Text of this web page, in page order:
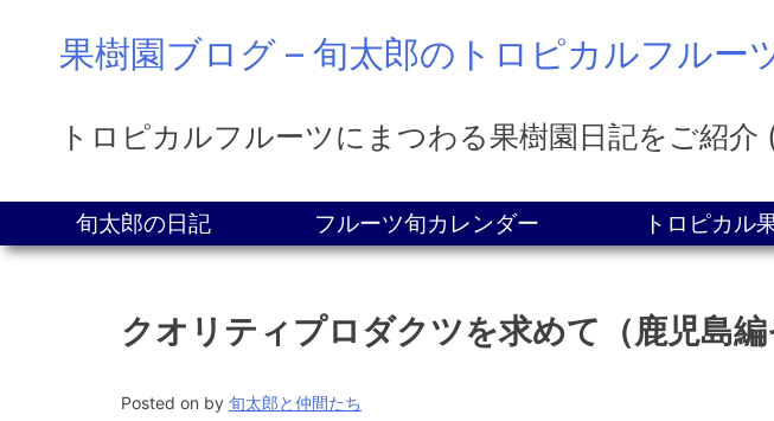
果樹園ブログ – 旬太郎のトロピカルフルー
トロピカルフルーツにまつわる果樹園日記をご紹
旬太郎の日記 フルーツ旬カレンダー トロピカル
クオリティプロダクツを求めて（鹿児島編
Posted on by 旬太郎と仲間たち